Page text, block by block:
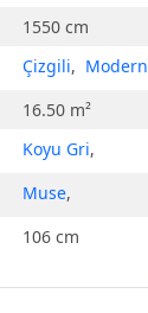
1550 cm
Çizgili, Modern
16.50 m²
Koyu Gri,
Muse,
106 cm